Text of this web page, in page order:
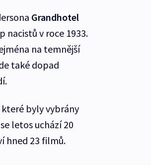
Grandhotel
nacistů v roce 1933.
na temnější
také dopad
byly vybrány
letos uchází 20
hned 23 filmů.